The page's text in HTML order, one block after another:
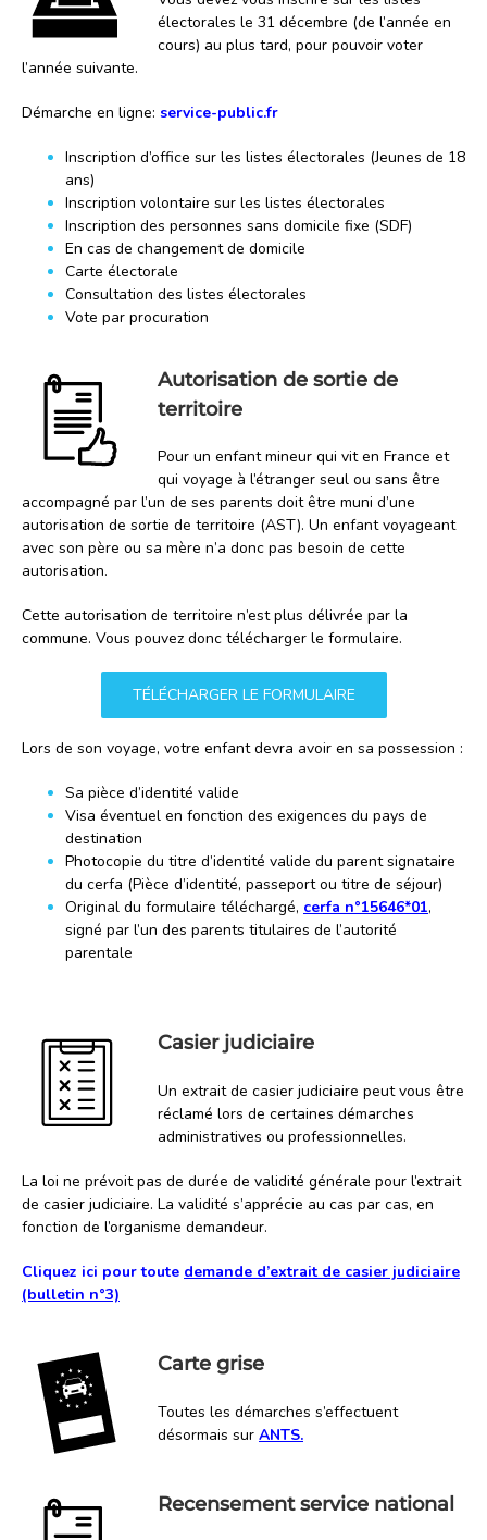
électorales le 31 décembre (de l’année en
cours) au plus tard, pour pouvoir voter
l’année suivante.
Démarche en ligne: service-public.fr
Inscription d’office sur les listes électorales (Jeunes de 18
ans)
Inscription volontaire sur les listes électorales
Inscription des personnes sans domicile fixe (SDF)
En cas de changement de domicile
Carte électorale
Consultation des listes électorales
Vote par procuration
Autorisation de sortie de
territoire
Pour un enfant mineur qui vit en France et
qui voyage à l’étranger seul ou sans être
accompagné par l’un de ses parents doit être muni d’une
autorisation de sortie de territoire (AST). Un enfant voyageant
avec son père ou sa mère n’a donc pas besoin de cette
autorisation.
Cette autorisation de territoire n’est plus délivrée par la
commune. Vous pouvez donc télécharger le formulaire.
TÉLÉCHARGER LE FORMULAIRE
Lors de son voyage, votre enfant devra avoir en sa possession :
Sa pièce d’identité valide
Visa éventuel en fonction des exigences du pays de
destination
Photocopie du titre d’identité valide du parent signataire
du cerfa (Pièce d’identité, passeport ou titre de séjour)
Original du formulaire téléchargé, cerfa n°15646*01,
signé par l’un des parents titulaires de l’autorité
parentale
Casier judiciaire
Un extrait de casier judiciaire peut vous être
réclamé lors de certaines démarches
administratives ou professionnelles.
La loi ne prévoit pas de durée de validité générale pour l’extrait
de casier judiciaire. La validité s’apprécie au cas par cas, en
fonction de l’organisme demandeur.
Cliquez ici pour toute demande d’extrait de casier judiciaire
(bulletin n°3)
Carte grise
Toutes les démarches s’effectuent
désormais sur ANTS.
Recensement service national